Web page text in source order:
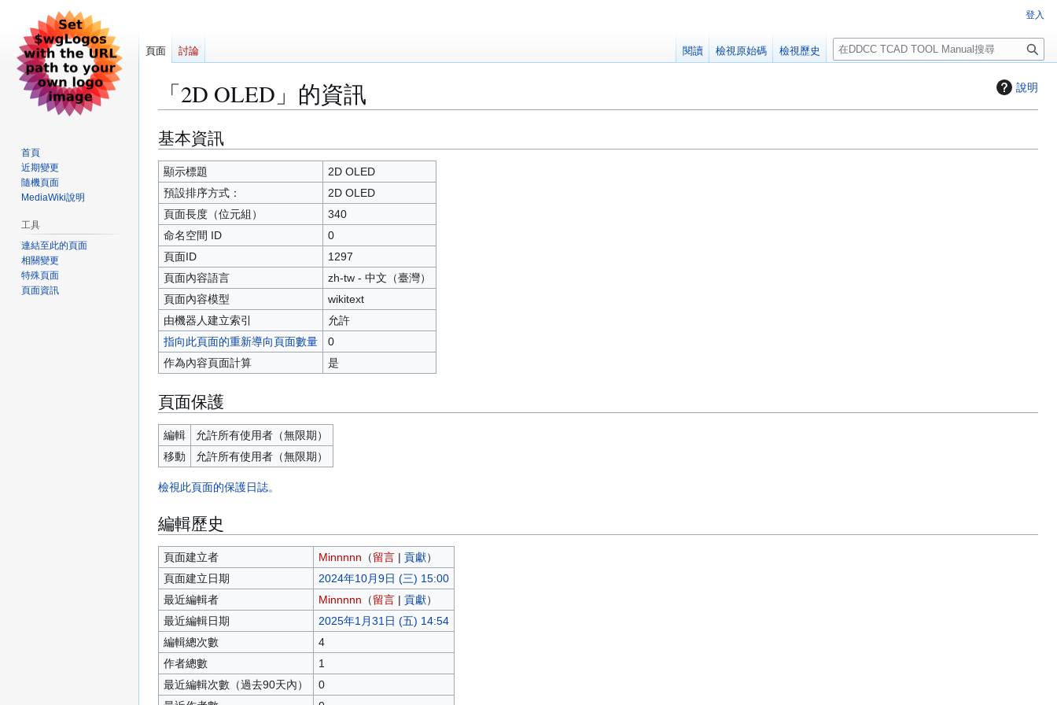
說明
「2D OLED」的資訊
跳
至
導
覽
跳
至
搜
尋
基本資訊
顯示標題
2D OLED
預設排序方式：
2D OLED
頁面長度（位元組）
340
命名空間 ID
0
頁面ID
1297
頁面內容語言
zh-tw - 中文（臺灣）
頁面內容模型
wikitext
由機器人建立索引
允許
指向此頁面的重新導向頁面數量
0
作為內容頁面計算
是
頁面保護
編輯
允許所有使用者​（無限期）
移動
允許所有使用者​（無限期）
檢視此頁面的保護日誌。
編輯歷史
頁面建立者 Minnnnn （留言| 貢獻）
頁面建立日期
2024年10月9日 (三) 15:00
最近編輯者
Minnnnn （留言| 貢獻）
最近編輯日期
2025年1月31日 (五) 14:54
編輯總次數
4
作者總數
1
最近編輯次數（過去90天內）
0
登入
頁面 討論 閱讀 檢視原始碼 檢視歷史
搜
尋
首頁
近期變更
隨機頁面
MediaWiki說明
工具
連結至此的頁面
相關變更
特殊頁面
頁面資訊